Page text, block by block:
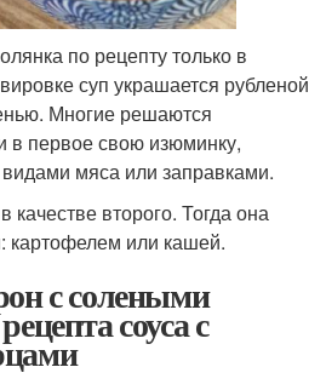
по рецепту только в
суп украшается рубленой
Многие решаются
в первое свою изюминку,
мяса или заправками.
качестве второго. Тогда она
картофелем или кашей.
с солеными
соуса с